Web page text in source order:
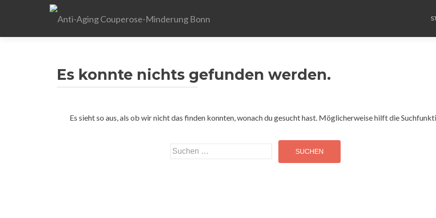
Es konnte nichts gefunden werden.
Es sieht so aus, als ob wir nicht das finden konnten, wonach du gesucht hast. Möglicherweise hilft die
Suchen nach: